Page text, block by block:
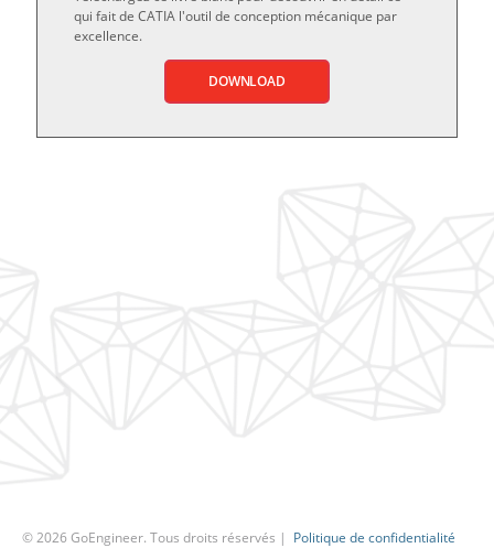
qui fait de CATIA l'outil de conception mécanique par
excellence.
DOWNLOAD
©2026 GoEngineer. Tous droits réservés | Politique de confidentialité